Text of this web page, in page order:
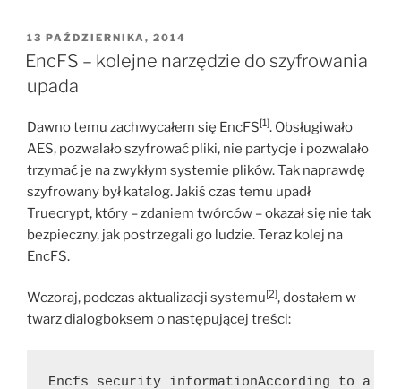
OPUBLIKOWANE
W
13 PAŹDZIERNIKA, 2014
EncFS – kolejne narzędzie do szyfrowania
upada
Dawno temu zachwycałem się EncFS[1]. Obsługiwało
AES, pozwalało szyfrować pliki, nie partycje i pozwalało
trzymać je na zwykłym systemie plików. Tak naprawdę
szyfrowany był katalog. Jakiś czas temu upadł
Truecrypt, który – zdaniem twórców – okazał się nie tak
bezpieczny, jak postrzegali go ludzie. Teraz kolej na
EncFS.
Wczoraj, podczas aktualizacji systemu[2], dostałem w
twarz dialogboksem o następującej treści:
Encfs security informationAccording to a